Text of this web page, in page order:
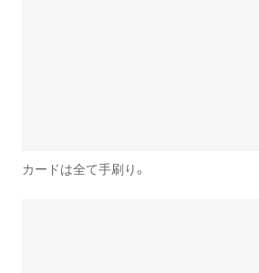
カードは全て手刷り。